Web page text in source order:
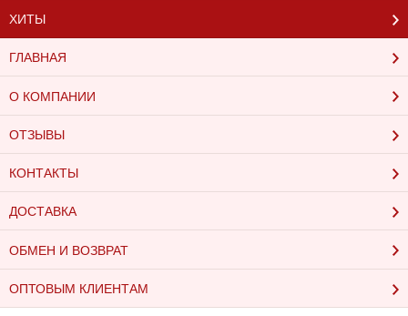
ХИТЫ
ГЛАВНАЯ
О КОМПАНИИ
ОТЗЫВЫ
КОНТАКТЫ
ДОСТАВКА
ОБМЕН И ВОЗВРАТ
ОПТОВЫМ КЛИЕНТАМ